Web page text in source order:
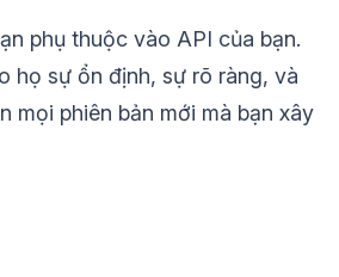
phụ thuộc vào API của bạn.
họ sự ổn định, sự rõ ràng, và
mọi phiên bản mới mà bạn xây